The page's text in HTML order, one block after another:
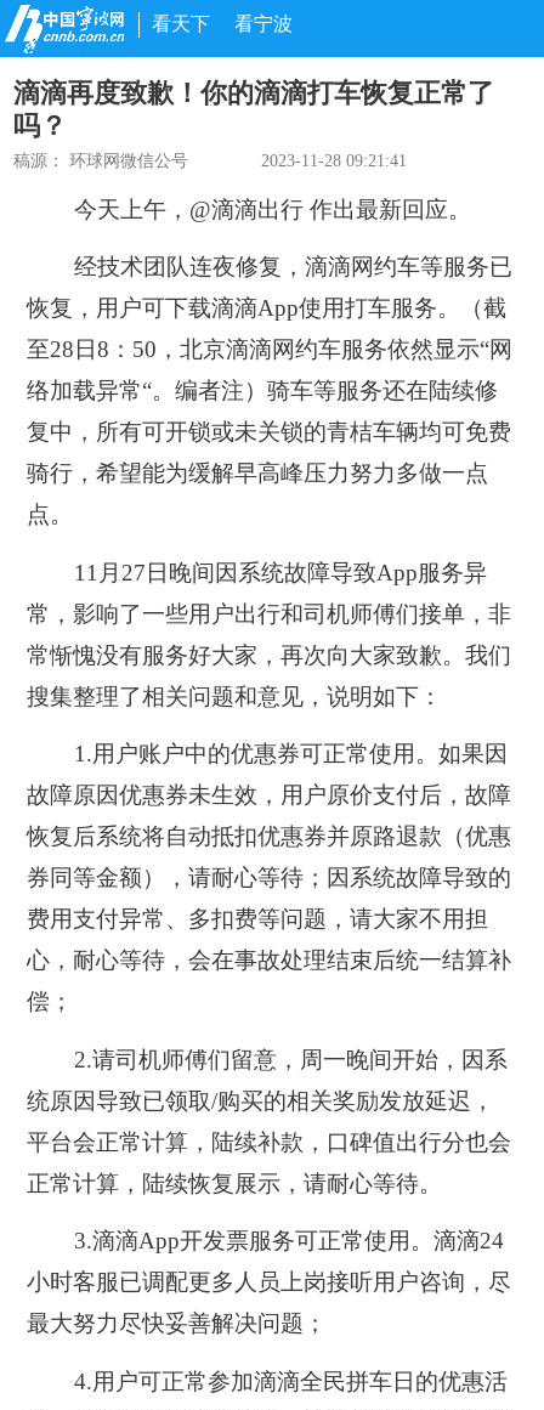
看天下 看宁波
滴滴再度致歉！你的滴滴打车恢复正常了
吗？
稿源：环球网微信公号 2023-11-28 09:21:41
今天上午，@滴滴出行 作出最新回应。
经技术团队连夜修复，滴滴网约车等服务已
恢复，用户可下载滴滴App使用打车服务。（截
至28日8：50，北京滴滴网约车服务依然显示“网
络加载异常“。编者注）骑车等服务还在陆续修
复中，所有可开锁或未关锁的青桔车辆均可免费
骑行，希望能为缓解早高峰压力努力多做一点
点。
11月27日晚间因系统故障导致App服务异
常，影响了一些用户出行和司机师傅们接单，非
常惭愧没有服务好大家，再次向大家致歉。我们
搜集整理了相关问题和意见，说明如下：
1.用户账户中的优惠券可正常使用。如果因
故障原因优惠券未生效，用户原价支付后，故障
恢复后系统将自动抵扣优惠券并原路退款（优惠
券同等金额），请耐心等待；因系统故障导致的
费用支付异常、多扣费等问题，请大家不用担
心，耐心等待，会在事故处理结束后统一结算补
偿；
2.请司机师傅们留意，周一晚间开始，因系
统原因导致已领取/购买的相关奖励发放延迟，
平台会正常计算，陆续补款，口碑值出行分也会
正常计算，陆续恢复展示，请耐心等待。
3.滴滴App开发票服务可正常使用。滴滴24
小时客服已调配更多人员上岗接听用户咨询，尽
最大努力尽快妥善解决问题；
4.用户可正常参加滴滴全民拼车日的优惠活